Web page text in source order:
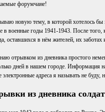
форумчане!
новую тему, в которой хотелось бы
в военные годы 1941-1943. После того,
оставшихся в нём жителей, их заботах
отрывком из дневника простого
дней в нашем городе. Информация
электронные адреса я называть не
из дневника